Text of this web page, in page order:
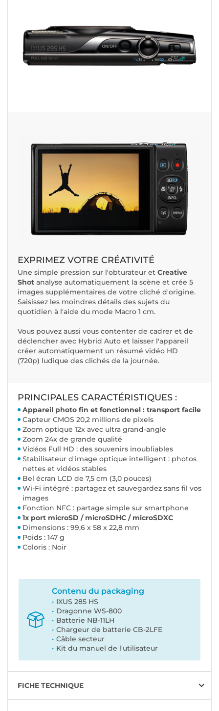
EXPRIMEZ VOTRE CRÉATIVITÉ
Une simple pression sur l'obturateur et Creative
Shot analyse automatiquement la scène et crée 5
images supplémentaires de votre cliché d'origine.
Saisissez les moindres détails des sujets du
quotidien à l'aide du mode Macro 1 cm.
Vous pouvez aussi vous contenter de cadrer et de
déclencher avec Hybrid Auto et laisser l'appareil
créer automatiquement un résumé vidéo HD
(720p) ludique des clichés de la journée.
PRINCIPALES CARACTÉRISTIQUES :
Appareil photo fin et fonctionnel : transport facile
Capteur CMOS 20,2 millions de pixels
Zoom optique 12x avec ultra grand-angle
Zoom 24x de grande qualité
Vidéos Full HD : des souvenirs inoubliables
Stabilisateur d'image optique intelligent : photos
nettes et vidéos stables
Bel écran LCD de 7,5 cm (3,0 pouces)
Wi-Fi intégré : partagez et sauvegardez sans fil vos
images
Fonction NFC : partage simple sur smartphone
1x port microSD / microSDHC / microSDXC
Dimensions : 99,6 x 58 x 22,8 mm
Poids : 147 g
Coloris : Noir
Contenu du packaging
IXUS 285 HS
Dragonne WS-800
Batterie NB-11LH
Chargeur de batterie CB-2LFE
Câble secteur
Kit du manuel de l'utilisateur
FICHE TECHNIQUE